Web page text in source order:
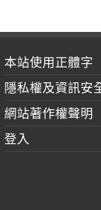
本站使用正體字
隱私權及資訊安
網站著作權聲明
登入